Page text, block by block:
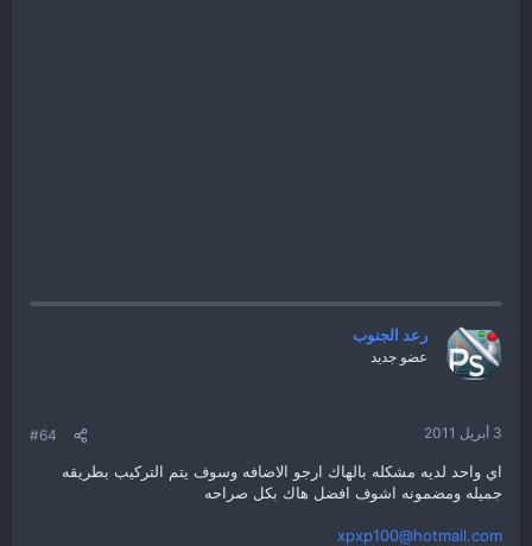
رعد الجنوب
عضو جديد
3 أبريل 2011 #64
اي واحد لديه مشكله بالهاك ارجو الاضافه وسوف يتم التركيب بطريقه
جميله ومضمونه اشوف افضل هاك بكل صراحه
xpxp100@hotmail.com